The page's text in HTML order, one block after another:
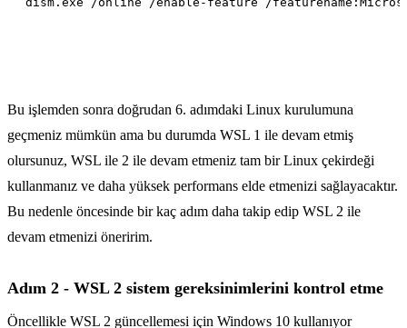
Bu işlemden sonra doğrudan 6. adımdaki Linux kurulumuna
geçmeniz mümkün ama bu durumda WSL 1 ile devam etmiş
olursunuz, WSL ile 2 ile devam etmeniz tam bir Linux çekirdeği
kullanmanız ve daha yüksek performans elde etmenizi sağlayacaktır.
Bu nedenle öncesinde bir kaç adım daha takip edip WSL 2 ile
devam etmenizi öneririm.
Adım 2 - WSL 2 sistem gereksinimlerini kontrol etme
Öncellikle WSL 2 güncellemesi için Windows 10 kullanıyor